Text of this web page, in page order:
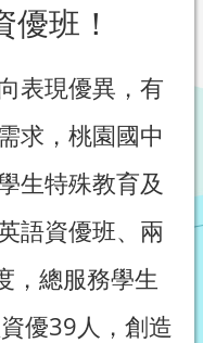
班！
表現優異，有
求，桃園國中
生特殊教育及
語資優班、兩
，總服務學生
優39人，創造